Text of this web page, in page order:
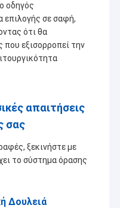
οδηγός
επιλογής σε σαφή,
ότι θα
που εξισορροπεί την
απαιτήσεις
σας
ξεκινήστε με
το σύστημα όρασης
Δουλειά